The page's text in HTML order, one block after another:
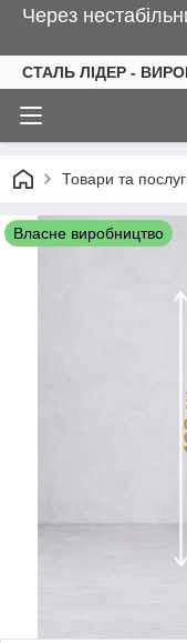
Через
СТАЛЬ ЛІДЕР -
Товари та
Власне виробництво